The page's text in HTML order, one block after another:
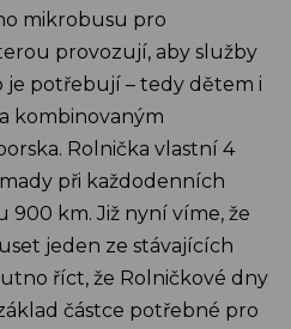
mikrobusu pro
provozují, aby služby
je potřebují – tedy dětem i
kombinovaným
Rolnička vlastní 4
při každodenních
km. Již nyní víme, že
jeden ze stávajících
říct, že Rolničkové dny
částce potřebné pro